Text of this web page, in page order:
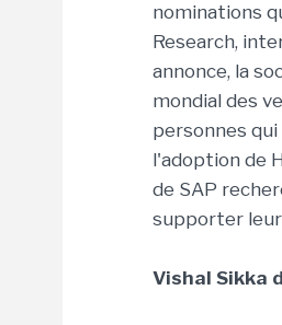
nominations
Research,
annonce, la
mondial des
personnes
l'adoption de
de SAP
supporter
Vishal Sikka